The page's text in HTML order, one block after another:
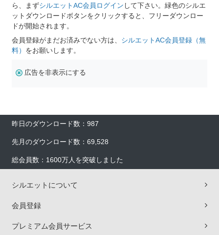
ら、まずシルエットAC会員ログイン して下さい。緑色のシルエ
ットダウンロードボタンをクリックすると、フリーダウンロー
ドが開始されます。
会員登録がまだお済みでない方は、 シルエットAC会員登録（無
料） をお願いします。
広告を非表示にする
昨日のダウンロード数：987
先月のダウンロード数：69,528
総会員数：1600万人を突破しました
シルエットについて
会員登録
プレミアム会員サービス